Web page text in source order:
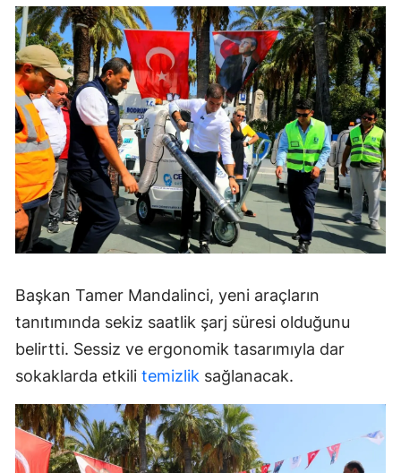
Başkan Tamer Mandalinci, yeni araçların
tanıtımında sekiz saatlik şarj süresi olduğunu
belirtti. Sessiz ve ergonomik tasarımıyla dar
sokaklarda etkili temizlik sağlanacak.